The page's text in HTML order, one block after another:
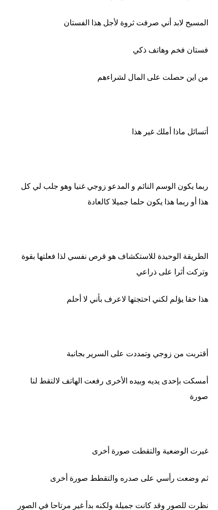
المسيح لابد أني صرفت ثروة لأجل هذا الفستان
فستان فخم وهاتف ذكي
من اين حصلت على المال لشراءهم
أتسائل ماذا أملك غير هذا
ربما يكون الوسم النائم و المدعو زوجي غنيا وهو جلب لي كل
هذا أو ربما هذا يكون حلما جميلا كالعادة
الطريقة الوحيدة للاستكشاف هو قرص نفسي لذا فعلتها بقوة
وتركت أثرا على ذراعي
هذا حقا يؤلم لكني احتجتها لاعرف بأني لا أحلم
أقتربت من زوجي وتمددت على السرير بجانبة
أمسكت بإحدى يديه وبيده الأخرى رفعت الهاتف لالتقط لنا
صورة
غيرت الوضعية والتقطت صورة أخرى
ثم وضعت رأسي على صدره والتقطط صورة أخرى
نظرت للصور وقد كانت جميلة ولكنه بدأ غير مرتاحا في الصور